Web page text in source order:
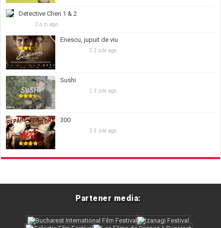
Detective Chen 1 & 2
o zi ago
Enescu, jupuit de viu
2 zile ago
Sushi
3 zile ago
300
5 zile ago
Partener media: